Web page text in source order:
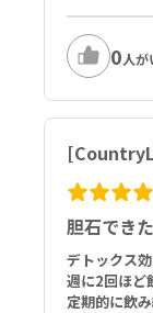
0人が
胆石できた
デトックス
週に2回ほど
定期的に飲